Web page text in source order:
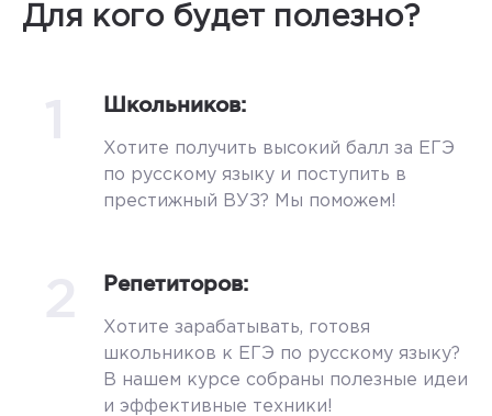
Для кого будет полезно?
Школьников:
Хотите получить высокий балл за ЕГЭ
по русскому языку и поступить в
престижный ВУЗ? Мы поможем!
Репетиторов:
Хотите зарабатывать, готовя
школьников к ЕГЭ по русскому языку?
В нашем курсе собраны полезные идеи
и эффективные техники!